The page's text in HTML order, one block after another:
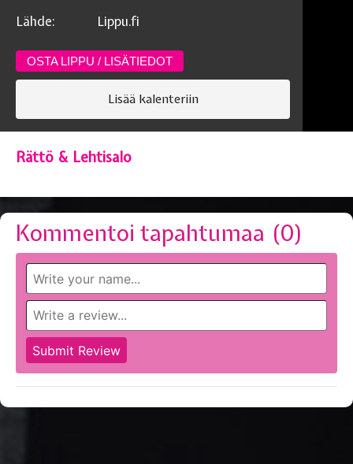
Lähde:
Lippu.fi
OSTA LIPPU / LISÄTIEDOT
Lisää kalenteriin
Rättö & Lehtisalo
Kommentoi tapahtumaa (0)